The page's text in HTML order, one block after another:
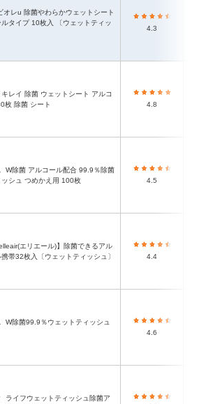
ルタイプ 10枚入 〔ウェットティッ
4.3
枚 除菌 シート
4.8
ッシュ つめかえ用 100枚
4.5
帯32枚入〔ウェットティッシュ〕
4.4
4.6